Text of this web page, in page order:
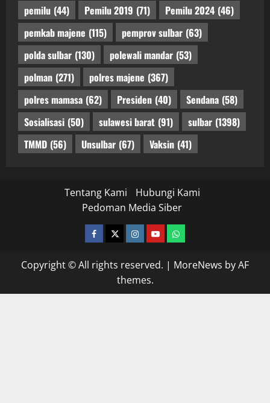
pemilu (44) Pemilu 2019 (71) Pemilu 2024 (46)
pemkab majene (115) pemprov sulbar (63)
polda sulbar (130) polewali mandar (53)
polman (271) polres majene (367)
polres mamasa (62) Presiden (40) Sendana (58)
Sosialisasi (50) sulawesi barat (91) sulbar (1398)
TMMD (56) Unsulbar (67) Vaksin (41)
Tentang Kami
Hubungi Kami
Pedoman Media Siber
facebooktwitterinstagram.com
youtubewhatsapp
Copyright © All rights reserved. | MoreNews by AF
themes.